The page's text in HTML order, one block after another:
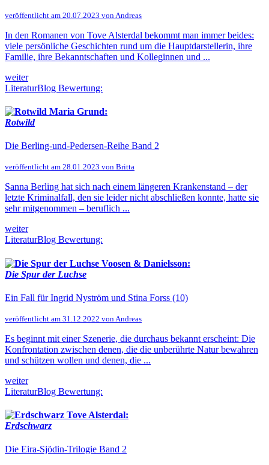
veröffentlicht am 20.07.2023 von Andreas
In den Romanen von Tove Alsterdal bekommt man immer beides:
viele persönliche Geschichten rund um die Hauptdarstellerin, ihre
Familie, ihre Bekanntschaften und Kolleginnen und ...
weiter
LiteraturBlog Bewertung:
Maria Grund:
Rotwild
Die Berling-und-Pedersen-Reihe Band 2
veröffentlicht am 28.01.2023 von Britta
Sanna Berling hat sich nach einem längeren Krankenstand – der
letzte Kriminalfall, den sie leider nicht abschließen konnte, hatte sie
sehr mitgenommen – beruflich ...
weiter
LiteraturBlog Bewertung:
Voosen & Danielsson:
Die Spur der Luchse
Ein Fall für Ingrid Nyström und Stina Forss (10)
veröffentlicht am 31.12.2022 von Andreas
Es beginnt mit einer Szenerie, die durchaus bekannt erscheint: Die
Konfrontation zwischen denen, die die unberührte Natur bewahren
und schützen wollen und denen, die ...
weiter
LiteraturBlog Bewertung:
Tove Alsterdal:
Erdschwarz
Die Eira-Sjödin-Trilogie Band 2